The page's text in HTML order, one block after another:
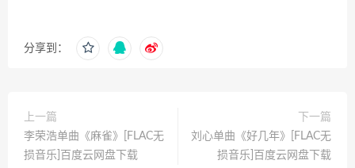
分享到：
上一篇
李荣浩单曲《麻雀》[FLAC无
损音乐]百度云网盘下载
下一篇
刘心单曲《好几年》[FLAC无
损音乐]百度云网盘下载